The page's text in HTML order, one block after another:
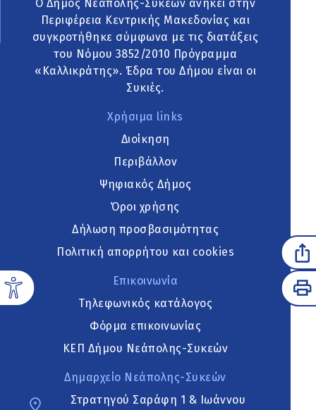
Ο Δήμος Νεάπολης-Συκεών ανήκει στην
Περιφέρεια Κεντρικής Μακεδονίας και
συγκροτήθηκε σύμφωνα με τις διατάξεις
του Νόμου 3852/2010 Πρόγραμμα
«Καλλικράτης». Έδρα του Δήμου είναι οι
Συκιές.
Χρήσιμα links
Διοίκηση
Περιβάλλον
Ψηφιακός Δήμος
Όροι χρήσης
Δήλωση προσβασιμότητας
Πολιτική απορρήτου και cookies
Επικοινωνία
Τηλεφωνικός κατάλογος
Φόρμα επικοινωνίας
ΚΕΠ Δήμου Νεάπολης-Συκεών
Δημαρχείο Νεάπολης-Συκεών
Στρατηγού Σαράφη 1 & Ιωάννου